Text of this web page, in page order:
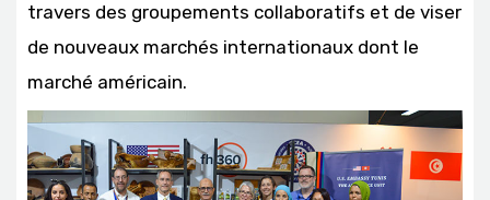
travers des groupements collaboratifs et de viser
de nouveaux marchés internationaux dont le
marché américain.